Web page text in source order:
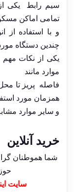
سیم رابط یکی
تمامی اماکن
و با استفاده از
چندین دستگاه
یکی از نکات
موارد مانند
فاصله پریز تا
همزمان مورد
و سایر موارد
خرید آنلاین
شما هموطنان
سایت